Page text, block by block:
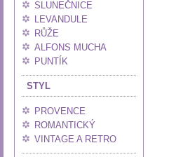
SLUNEČNICE
LEVANDULE
RŮŽE
ALFONS MUCHA
PUNTÍK
STYL
PROVENCE
ROMANTICKÝ
VINTAGE A RETRO